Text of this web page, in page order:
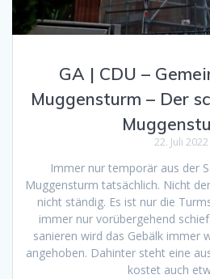
GA | CDU –
Muggensturm – Der
22. Juli 2022
Immer nur temporär aus der
Muggensturm tatsächlich. Nicht
nicht ständig. Es ist nur die
immer nur vorübergehend
sanieren wird das Gebälk immer
angehoben. Dahinter steht eine
kostet auch